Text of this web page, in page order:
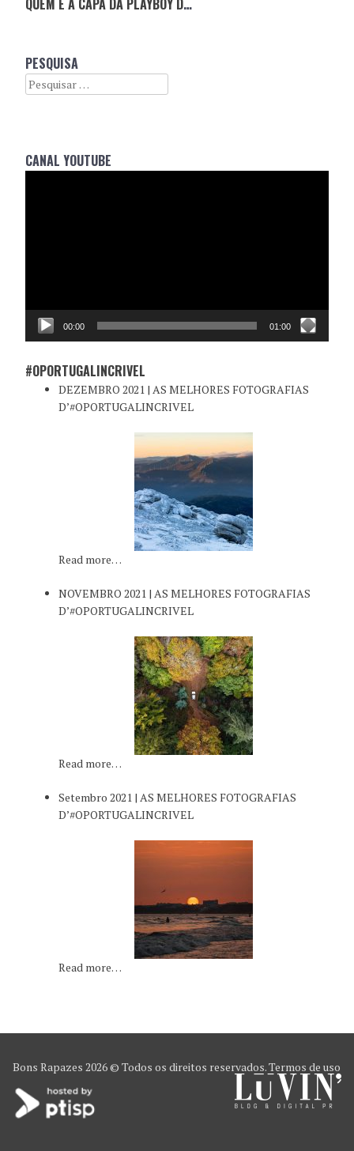
QUEM É A CAPA DA PLAYBOY DE MARÇO?
PESQUISA
Search
CANAL YOUTUBE
00:00 01:00
#OPORTUGALINCRIVEL
DEZEMBRO 2021 | AS MELHORES FOTOGRAFIAS
D’#OPORTUGALINCRIVEL
Read more…
NOVEMBRO 2021 | AS MELHORES FOTOGRAFIAS
D’#OPORTUGALINCRIVEL
Read more…
Setembro 2021 | AS MELHORES FOTOGRAFIAS
D’#OPORTUGALINCRIVEL
Read more…
Bons Rapazes 2026 © Todos os direitos reservados.Termos de uso